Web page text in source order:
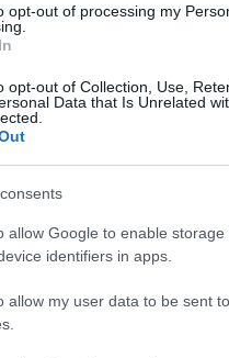
opt-out of processing my
opt-out of Collection, Use,
Data that Is Unrelated
allow Google to enable
identifiers in apps.
allow my user data to be sent
i tuoi video e le
+39 345 356 7512
news da